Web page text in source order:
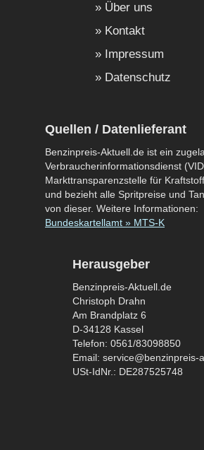
Über uns
Kontakt
Impressum
Datenschutz
Quellen / Datenlieferant
Benzinpreis-Aktuell.de ist ein
Verbraucherinformationsdienst
Markttransparenzstelle für
und bezieht alle Spritpreise und
von dieser. Weitere Informationen:
Bundeskartellamt » MTS-K
Herausgeber
Benzinpreis-Aktuell.de
Christoph Drahn
Am Brandplatz 6
D-34128 Kassel
Telefon: 0561/83098850
Email: service@benzinpreis-
USt-IdNr.: DE287525748